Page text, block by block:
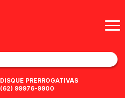
DISQUE PRERROGATIVAS
(62) 99976-9900